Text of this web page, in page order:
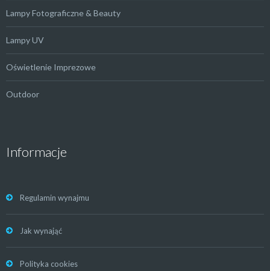
Lampy Fotograficzne & Beauty
Lampy UV
Oświetlenie Imprezowe
Outdoor
Informacje
Regulamin wynajmu
Jak wynająć
Polityka cookies